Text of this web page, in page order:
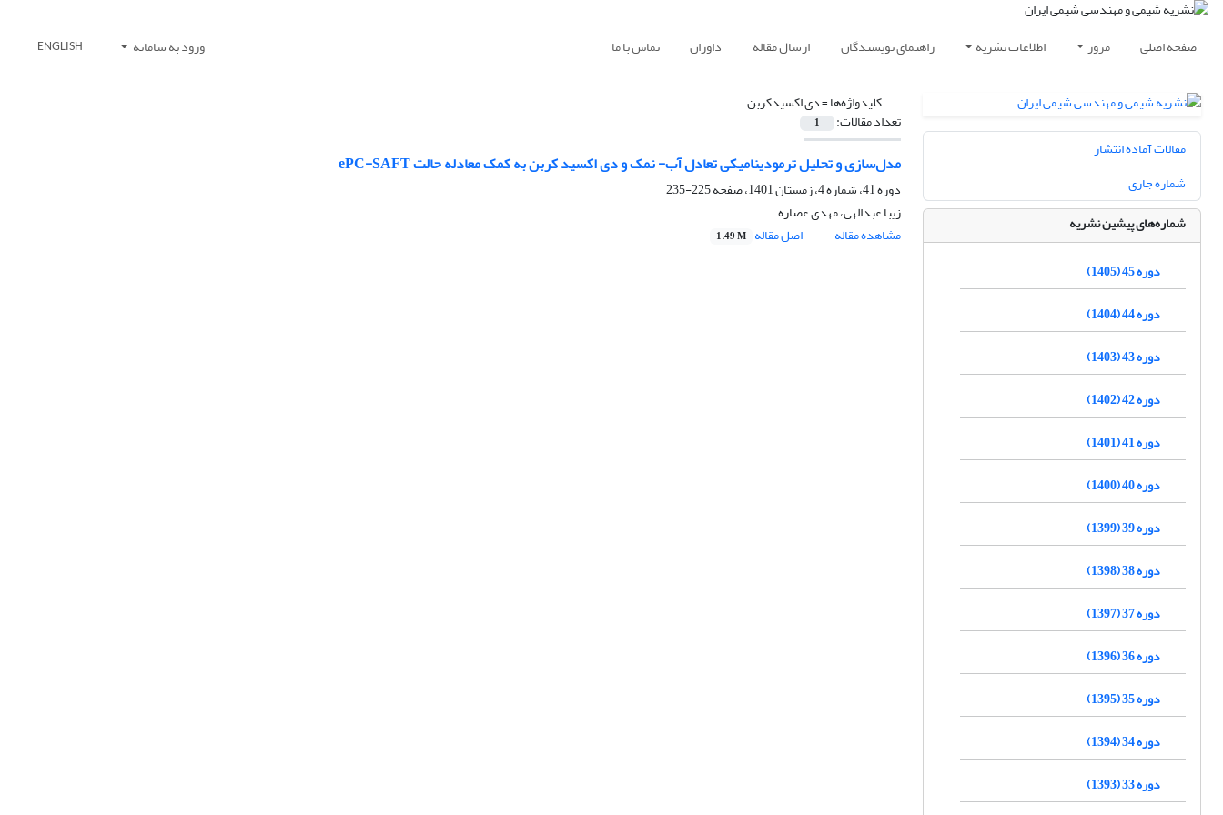
صفحه اصلی مرور اطلاعات نشریه راهنمای نویسندگان ارسال مقاله داوران تماس با ما ورود به سامانه ENGLISH
کلیدواژه‌ها =دی اکسیدکربن
تعداد مقالات: 1
مدل‌سازی و تحلیل ترمودینامیکی تعادل آب- نمک و دی اکسید کربن به کمک معادله حالت ePC-SAFT
دوره 41، شماره 4، زمستان 1401، صفحه
225-235
زیبا عبدالهی، مهدی عصاره
مشاهده مقاله
اصل مقاله 1.49 M
مقالات آماده انتشار
شماره جاری
شماره‌های پیشین نشریه
دوره 45 (1405)
دوره 44 (1404)
دوره 43 (1403)
دوره 42 (1402)
دوره 41 (1401)
دوره 40 (1400)
دوره 39 (1399)
دوره 38 (1398)
دوره 37 (1397)
دوره 36 (1396)
دوره 35 (1395)
دوره 34 (1394)
دوره 33 (1393)